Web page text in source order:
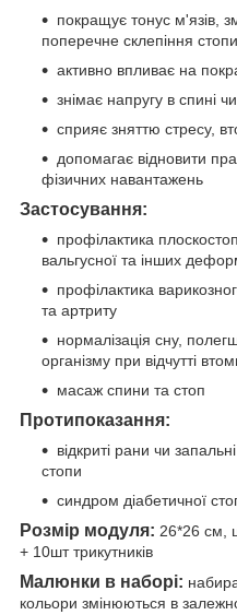
покращує тонус м'язів,
поперечне склепіння стопи
активно впливає на
знімає напругу в спині
сприяє зняттю стресу,
допомагає відновити
фізичних навантажень
Застосування:
профілактика
вальгусної та інших
профілактика
та артриту
нормалізація сну,
організму при відчутті
масаж спини та стоп
Протипоказання:
відкриті рани чи
стопи
синдром діабетичної
Розмір модуля: 26*26 см,
+ 10шт трикутників
Малюнки в наборі:
кольори змінюються в